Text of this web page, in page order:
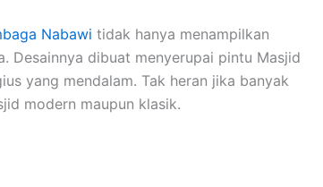
Nabawi tidak hanya menampilkan
Desainnya dibuat menyerupai pintu Masjid
yang mendalam. Tak heran jika banyak
modern maupun klasik.